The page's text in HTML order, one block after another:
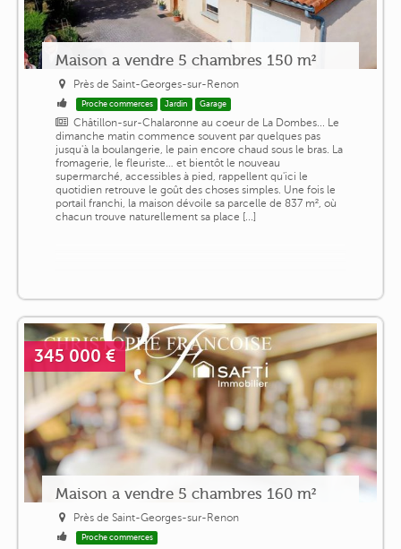
Maison a vendre 5 chambres 150 m²
Près de Saint-Georges-sur-Renon
Proche commerces Jardin Garage
Châtillon-sur-Chalaronne au coeur de La Dombes... Le
dimanche matin commence souvent par quelques pas
jusqu'à la boulangerie, le pain encore chaud sous le bras. La
fromagerie, le fleuriste… et bientôt le nouveau
supermarché, accessibles à pied, rappellent qu'ici le
quotidien retrouve le goût des choses simples. Une fois le
portail franchi, la maison dévoile sa parcelle de 837 m², où
chacun trouve naturellement sa place [...]
345 000 €
Maison a vendre 5 chambres 160 m²
Près de Saint-Georges-sur-Renon
Proche commerces